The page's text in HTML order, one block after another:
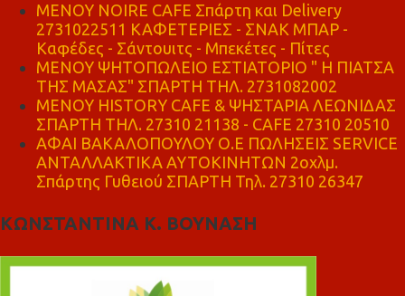
MENOY NOIRE CAFE Σπάρτη και Delivery
2731022511 ΚΑΦΕΤΕΡΙΕΣ - ΣΝΑΚ ΜΠΑΡ -
Καφέδες - Σάντουιτς - Μπεκέτες - Πίτες
ΜΕΝΟΥ ΨΗΤΟΠΩΛΕΙΟ ΕΣΤΙΑΤΟΡΙΟ " Η ΠΙΑΤΣΑ
ΤΗΣ ΜΑΣΑΣ" ΣΠΑΡΤΗ ΤΗΛ. 2731082002
ΜΕΝΟΥ HISTORY CAFE & ΨΗΣΤΑΡΙΑ ΛΕΩΝΙΔΑΣ
ΣΠΑΡΤΗ ΤΗΛ. 27310 21138 - CAFE 27310 20510
ΑΦΑΙ ΒΑΚΑΛΟΠΟΥΛΟΥ Ο.Ε ΠΩΛΗΣΕΙΣ SERVICE
ΑΝΤΑΛΛΑΚΤΙΚΑ ΑΥΤΟΚΙΝΗΤΩΝ 2οχλμ.
Σπάρτης Γυθειού ΣΠΑΡΤΗ Τηλ. 27310 26347
ΚΩΝΣΤΑΝΤΙΝΑ Κ. ΒΟΥΝΑΣΗ